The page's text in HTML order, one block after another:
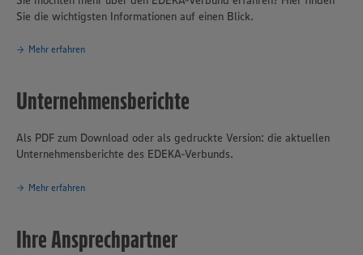
Sie die wichtigsten Informationen auf einen Blick.
Mehr erfahren
Unternehmensberichte
Als PDF zum Download oder als gedruckte Version: die aktuellen
Unternehmensberichte des EDEKA-Verbunds.
Mehr erfahren
Ihre Ansprechpartner